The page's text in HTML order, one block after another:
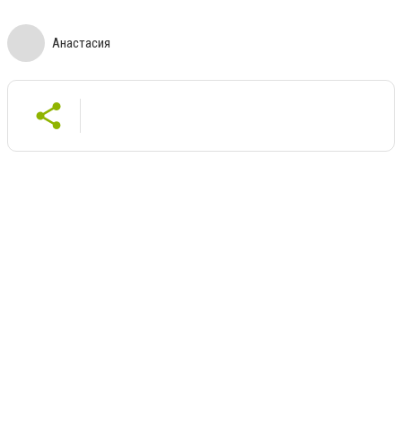
Анастасия